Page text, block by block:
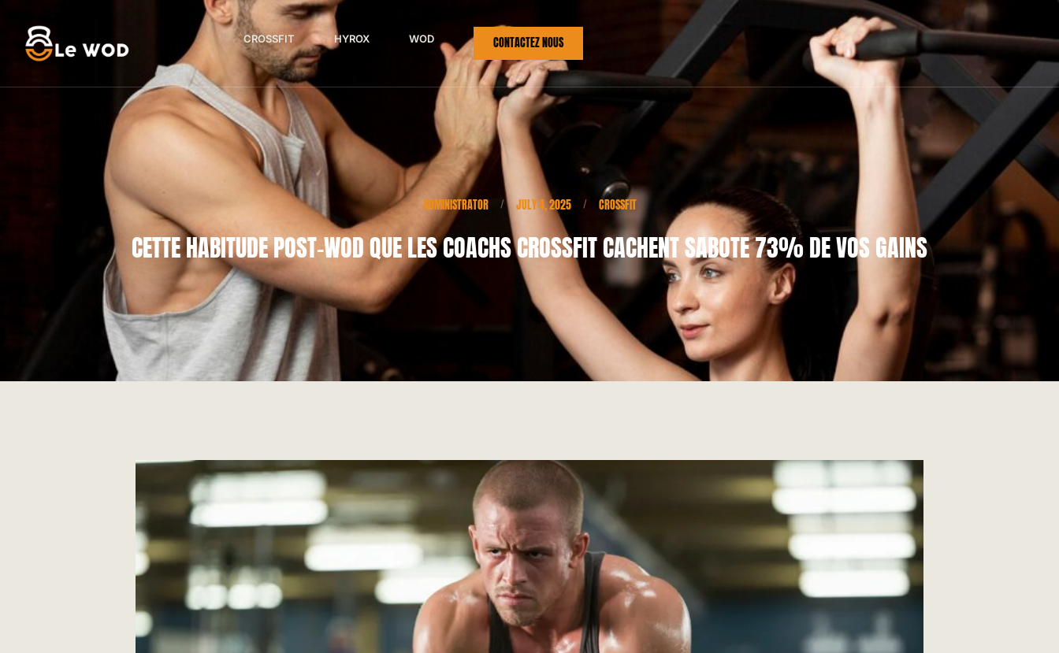
CROSSFIT HYROX WOD CONTACTEZ NOUS
ADMINISTRATOR / JULY 4, 2025 / CROSSFIT
CETTE HABITUDE POST-WOD QUE LES COACHS CROSSFIT CACHENT SABOTE 73% DE VOS GAINS